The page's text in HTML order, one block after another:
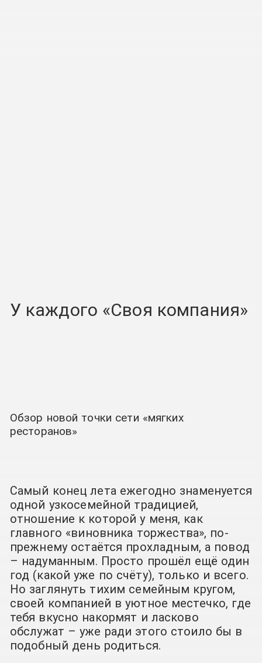
У каждого «Своя компания»
Обзор новой точки сети «мягких
ресторанов»
Самый конец лета ежегодно знаменуется
одной узкосемейной традицией,
отношение к которой у меня, как
главного «виновника торжества», по-
прежнему остаётся прохладным, а повод
– надуманным. Просто прошёл ещё один
год (какой уже по счёту), только и всего.
Но заглянуть тихим семейным кругом,
своей компанией в уютное местечко, где
тебя вкусно накормят и ласково
обслужат – уже ради этого стоило бы в
подобный день родиться.